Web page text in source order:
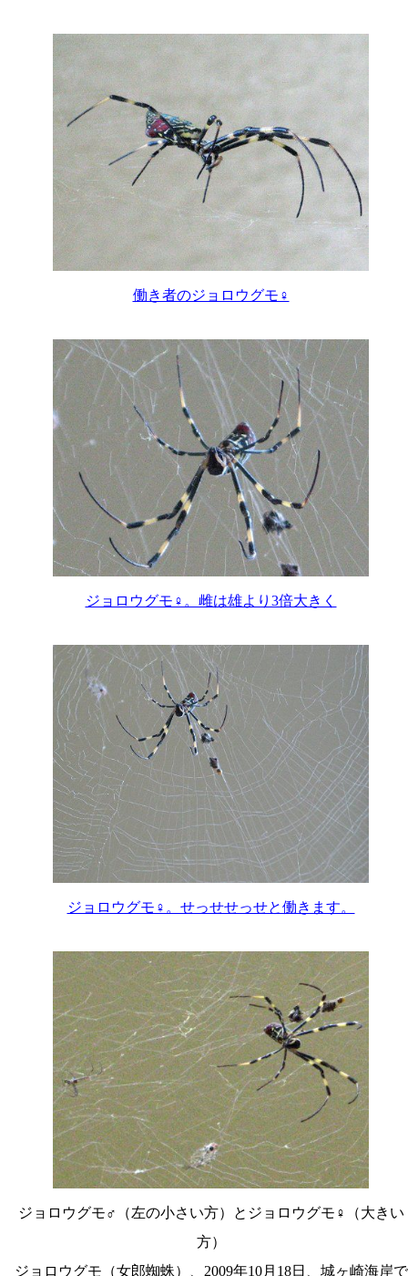
働き者のジョロウグモ♀
ジョロウグモ♀。雌は雄より3倍大きく
ジョロウグモ♀。せっせせっせと働きます。
ジョロウグモ♂（左の小さい方）とジョロウグモ♀（大きい
方）
ジョロウグモ（女郎蜘蛛）、2009年10月18日、城ヶ崎海岸で